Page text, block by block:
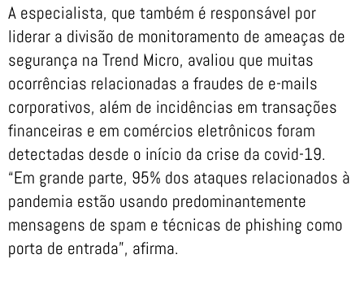
A especialista, que também é responsável por
liderar a divisão de monitoramento de ameaças de
segurança na Trend Micro, avaliou que muitas
ocorrências relacionadas a fraudes de e-mails
corporativos, além de incidências em transações
financeiras e em comércios eletrônicos foram
detectadas desde o início da crise da covid-19.
“Em grande parte, 95% dos ataques relacionados à
pandemia estão usando predominantemente
mensagens de spam e técnicas de phishing como
porta de entrada”, afirma.